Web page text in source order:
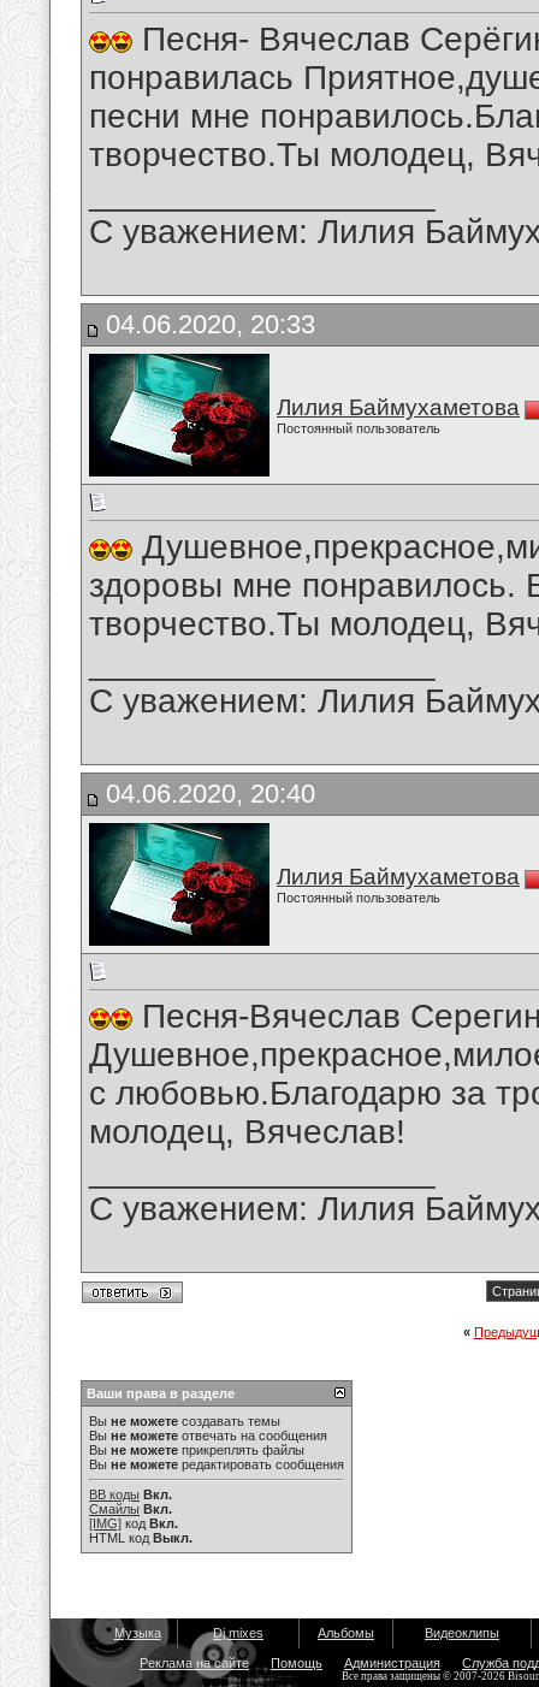
Песня- Вячеслав
понравилась
песни мне
творчество.Ты молодец,
С уважением: Лилия
04.06.2020, 20:33
Лилия Баймухаметова
Постоянный пользователь
здоровы мне понравилось.
творчество.Ты молодец,
С уважением: Лилия
04.06.2020, 20:40
Лилия Баймухаметова
Постоянный пользователь
Песня-Вячеслав
с любовью.Благодарю за
молодец, Вячеслав!
С уважением: Лилия
«
Ваши права в разделе
Вы не можете создавать темы
Вы не можете отвечать на сообщения
Вы не можете прикреплять файлы
Вы не можете редактировать сообщения
BB коды Вкл.
Смайлы Вкл.
[IMG] код Вкл.
HTML код Выкл.
Музыка Dj mixes Альбомы Видеоклипы
Реклама на сайте Помощь Администрация Служба
Все права защищены © 2007-2026